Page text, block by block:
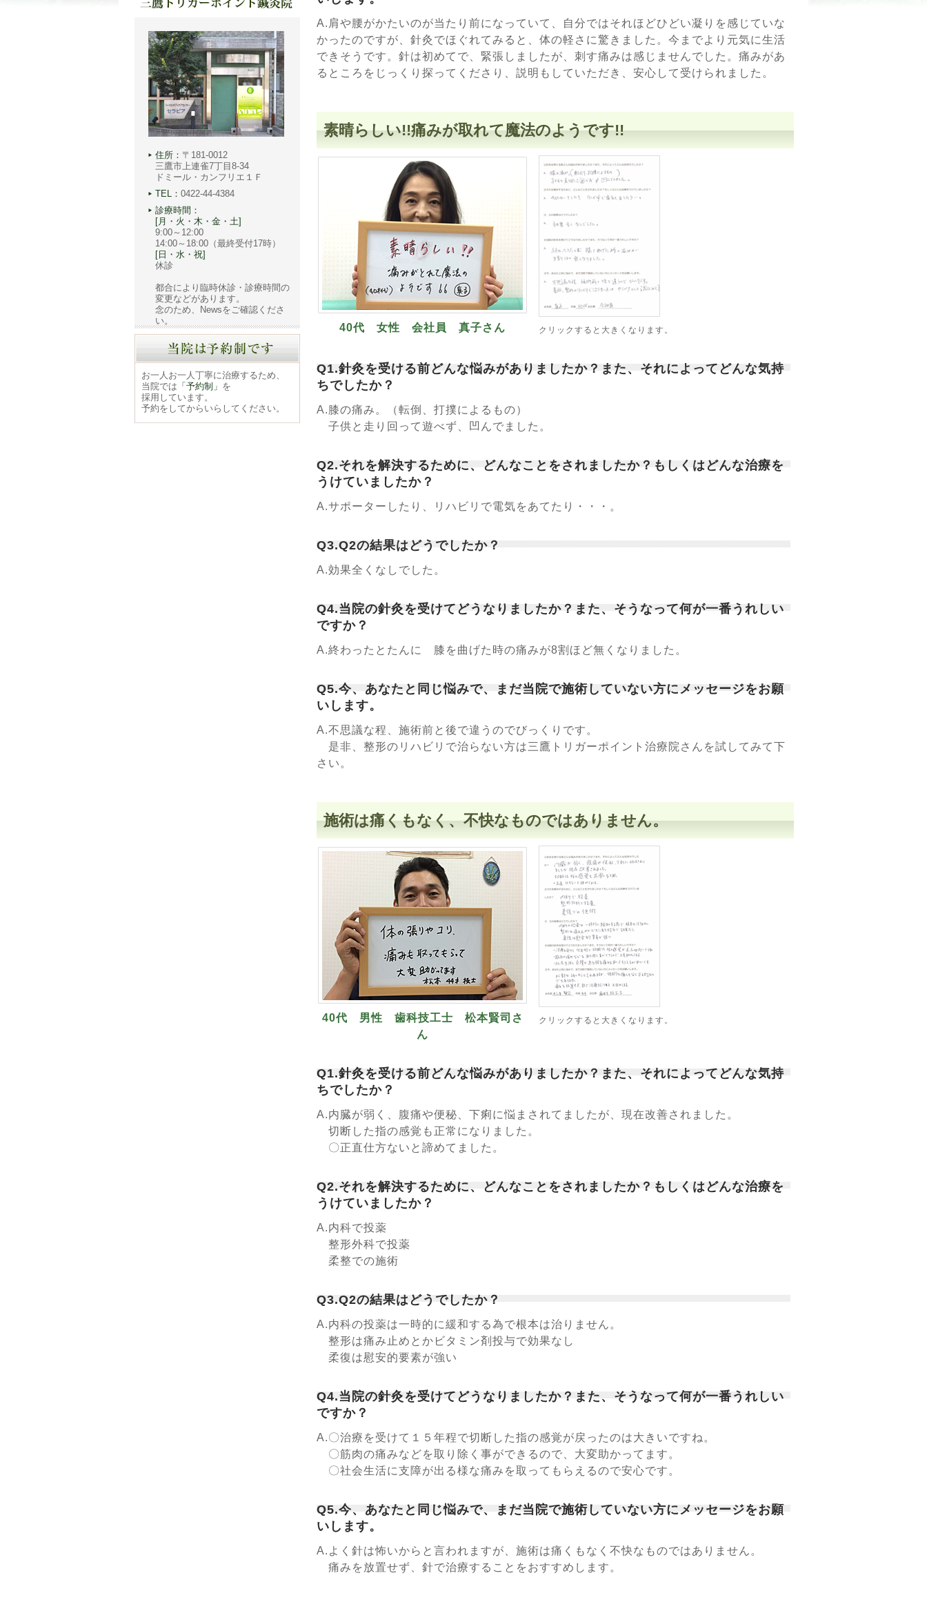
A.肩や腰がかたいのが当たり前になっていて、自分ではそれほどひどい凝りを感じていな
かったのですが、針灸でほぐれてみると、体の軽さに驚きました。今までより元気に生活
できそうです。針は初めてで、緊張しましたが、刺す痛みは感じませんでした。痛みがあ
るところをじっくり探ってくださり、説明もしていただき、安心して受けられました。
素晴らしい!!痛みが取れて魔法のようです!!
40代 女性 会社員 真子さん クリックすると大きくなります。
Q1.針灸を受ける前どんな悩みがありましたか？また、それによってどんな気持
ちでしたか？
A.膝の痛み。（転倒、打撲によるもの）
子供と走り回って遊べず、凹んでました。
Q2.それを解決するために、どんなことをされましたか？もしくはどんな治療を
うけていましたか？
A.サポーターしたり、リハビリで電気をあてたり・・・。
Q3.Q2の結果はどうでしたか？
A.効果全くなしでした。
Q4.当院の針灸を受けてどうなりましたか？また、そうなって何が一番うれしい
ですか？
A.終わったとたんに 膝を曲げた時の痛みが8割ほど無くなりました。
Q5.今、あなたと同じ悩みで、まだ当院で施術していない方にメッセージをお願
いします。
A.不思議な程、施術前と後で違うのでびっくりです。
是非、整形のリハビリで治らない方は三鷹トリガーポイント治療院さんを試してみて下
さい。
施術は痛くもなく、不快なものではありません。
40代 男性 歯科技工士 松本賢司さ
ん
クリックすると大きくなります。
Q1.針灸を受ける前どんな悩みがありましたか？また、それによってどんな気持
ちでしたか？
A.内臓が弱く、腹痛や便秘、下痢に悩まされてましたが、現在改善されました。
切断した指の感覚も正常になりました。
〇正直仕方ないと諦めてました。
Q2.それを解決するために、どんなことをされましたか？もしくはどんな治療を
うけていましたか？
A.内科で投薬
整形外科で投薬
柔整での施術
Q3.Q2の結果はどうでしたか？
A.内科の投薬は一時的に緩和する為で根本は治りません。
整形は痛み止めとかビタミン剤投与で効果なし
柔復は慰安的要素が強い
Q4.当院の針灸を受けてどうなりましたか？また、そうなって何が一番うれしい
ですか？
A.〇治療を受けて１５年程で切断した指の感覚が戻ったのは大きいですね。
〇筋肉の痛みなどを取り除く事ができるので、大変助かってます。
〇社会生活に支障が出る様な痛みを取ってもらえるので安心です。
Q5.今、あなたと同じ悩みで、まだ当院で施術していない方にメッセージをお願
いします。
A.よく針は怖いからと言われますが、施術は痛くもなく不快なものではありません。
痛みを放置せず、針で治療することをおすすめします。
住所： 〒181-0012
三鷹市上連雀7丁目8-34
ドミール・カンフリエ１Ｆ
TEL： 0422-44-4384
診療時間：
[月・火・木・金・土]
9:00～12:00
14:00～18:00（最終受付17時）
[日・水・祝]
休診
都合により臨時休診・診療時間の
変更などがあります。
念のため、Newsをご確認くださ
い。
お一人お一人丁寧に治療するため、
当院では 「予約制」 を
採用しています。
予約をしてからいらしてください。